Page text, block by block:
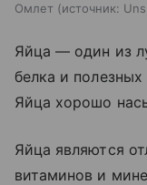
Омлет источник:
Яйца — один из
белка и
Яйца хорошо
Яйца являются
витаминов и